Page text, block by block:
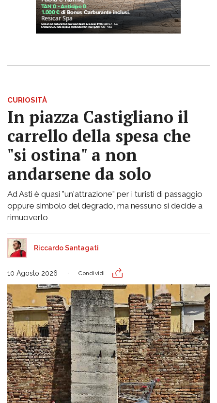
CURIOSITÀ
In piazza Castigliano il
carrello della spesa che
"si ostina" a non
andarsene da solo
Ad Asti è quasi "un'attrazione" per i turisti di passaggio
oppure simbolo del degrado, ma nessuno si decide a
rimuoverlo
Riccardo Santagati
10 Agosto 2026 Condividi